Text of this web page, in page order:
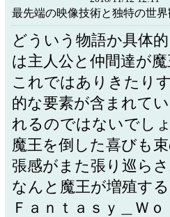
最先端の映像技術と独特の世
どういう物語か具体
は主人公と仲間達が
これではありきたり
的な要素が含まれて
れるのではないでし
魔王を倒した喜びも
張感がまた張り巡らさ
なんと魔王が増殖す
Ｆａｎｔａｓｙ＿